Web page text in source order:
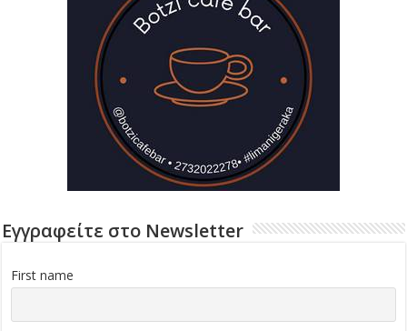
Εγγραφείτε στο Newsletter
First name